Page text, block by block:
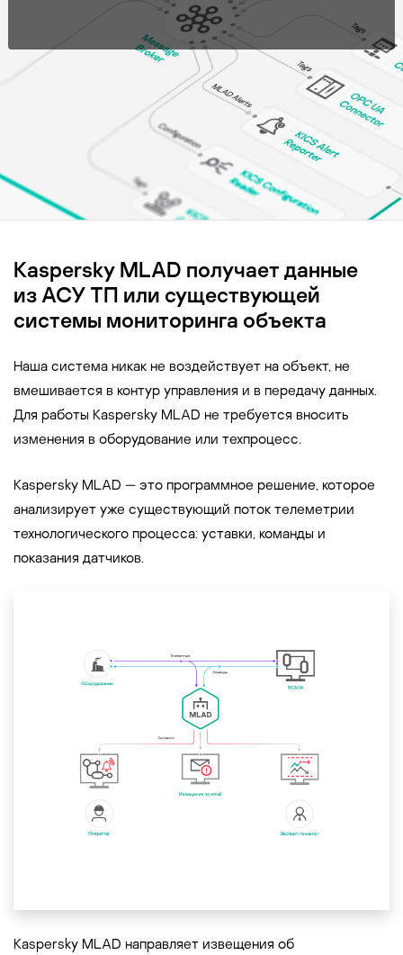
Kaspersky MLAD получает данные
из АСУ ТП или существующей
системы мониторинга объекта
Наша система никак не воздействует на объект, не
вмешивается в контур управления и в передачу данных.
Для работы Kaspersky MLAD не требуется вносить
изменения в оборудование или техпроцесс.
Kaspersky MLAD — это программное решение, которое
анализирует уже существующий поток телеметрии
технологического процесса: уставки, команды и
показания датчиков.
Kaspersky MLAD направляет извещения об